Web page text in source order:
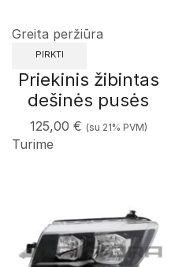
Greita peržiūra
PIRKTI
Priekinis žibintas
dešinės pusės
125,00 € (su 21% PVM)
Turime